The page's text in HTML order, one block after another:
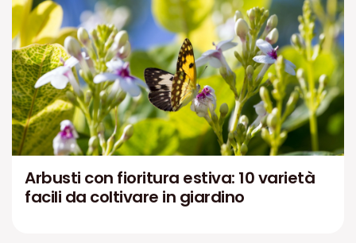
Arbusti con fioritura estiva: 10 varietà
facili da coltivare in giardino